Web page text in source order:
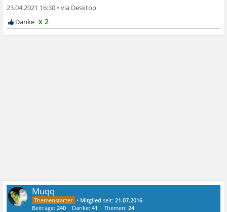
23.04.2021 16:30 •
x 2
Muqq
• Mitglied seit:21.07.2016
Beiträge:240 Danke:41 Themen:24